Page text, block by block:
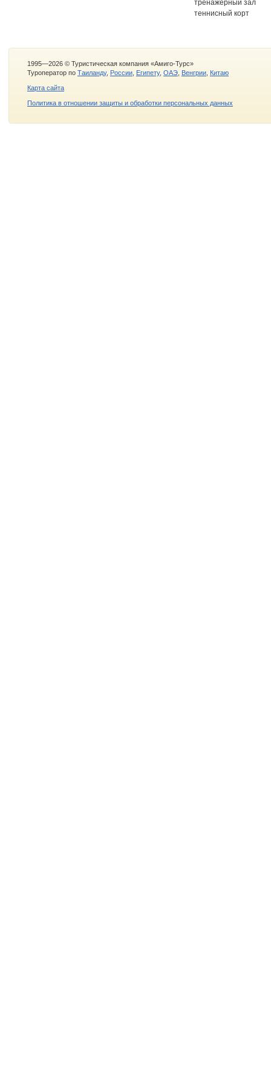
тренажерный зал
теннисный корт
1995—2026 © Туристическая компания «Амиго-Турс»
Туроператор по Таиланду, России Египету, ОАЭ Венгрии Китаю
Карта сайта
Политика в отношении защиты и обработки персональных данных